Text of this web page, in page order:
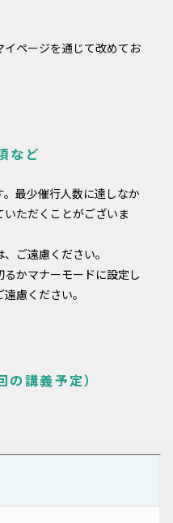
ページを通じて改めてお
など
最少催行人数に達しなか
ただくことがございま
ご遠慮ください。
かマナーモードに設定し
慮ください。
講義予定）